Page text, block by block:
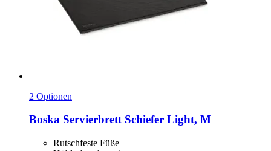
2 Optionen
Boska Servierbrett Schiefer Light, M
Rutschfeste Füße